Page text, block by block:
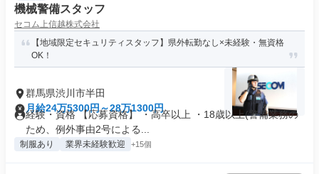
機械警備スタッフ
セコム上信越株式会社
【地域限定セキュリティスタッフ】県外転勤なし×未経験・無資格
OK！
群馬県渋川市半田
月給24万5300円～28万1300円
経験・資格 【応募資格】 ・高卒以上 ・18歳以上(警備業務の
ため、例外事由2号による...
制服あり 業界未経験歓迎 +15個